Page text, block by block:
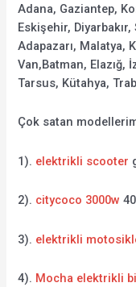
Adana, Gaziantep,
Eskişehir,
Adapazarı, Malatya,
Van,Batman, Elazığ,
Tarsus, Kütahya,
Çok satan
1). elektrikli scooter
2). citycoco 3000w
3). elektrikli
4). Mocha elektrikli